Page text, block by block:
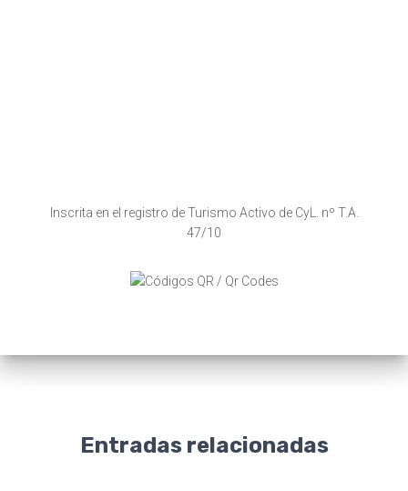
Inscrita en el registro de Turismo Activo de CyL. nº T.A.
47/10
Entradas relacionadas